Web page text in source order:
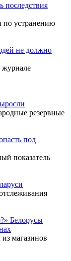
последствия
по устранению
не должно
журнале
резервные
под
показатель
Белорусы
магазинов